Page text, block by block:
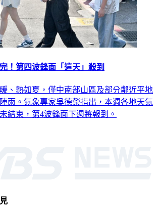
！第四波鋒面「這天」殺到
、熱如夏，僅中南部山區及部分鄰近平地
雨。氣象專家吳德榮指出，本週各地天氣
結束，第4波鋒面下週將報到。